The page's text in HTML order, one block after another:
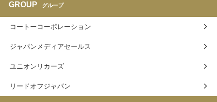
GROUP グループ
コートーコーポレーション
ジャパンメディアセールス
ユニオンリカーズ
リードオフジャパン